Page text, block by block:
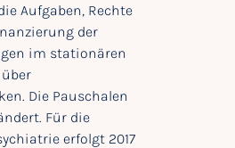
Aufgaben, Rechte
der
im stationären
Die Pauschalen
Für die
erfolgt 2017